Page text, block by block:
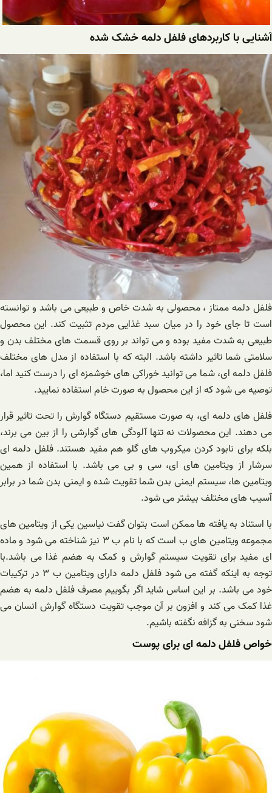
آشنایی با کاربردهای فلفل دلمه خشک شده
فلفل دلمه ممتاز ، محصولی به شدت خاص و طبیعی می باشد و توانسته
است تا جای خود را در میان سبد غذایی مردم تثبیت کند. این محصول
طبیعی به شدت مفید بوده و می تواند بر روی قسمت های مختلف بدن و
سلامتی شما تاثیر داشته باشد. البته که با استفاده از مدل های مختلف
فلفل دلمه ای، شما می توانید خوراکی های خوشمزه ای را درست کنید اما،
توصیه می شود که از این محصول به صورت خام استفاده نمایید.
فلفل های دلمه ای، به صورت مستقیم دستگاه گوارش را تحت تاثیر قرار
می دهند. این محصولات نه تنها آلودگی های گوارشی را از بین می برند،
بلکه برای نابود کردن میکروب های گلو هم مفید هستند. فلفل دلمه ای
سرشار از ویتامین های ای، سی و بی می باشد. با استفاده از همین
ویتامین ها، سیستم ایمنی بدن شما تقویت شده و ایمنی بدن شما در برابر
آسیب های مختلف بیشتر می شود.
با استناد به یافته ها ممکن است بتوان گفت نیاسین یکی از ویتامین های
مجموعه ویتامین های ب است که با نام ب ۳ نیز شناخته می شود و ماده
ای مفید برای تقویت سیستم گوارش و کمک به هضم غذا می باشد.با
توجه به اینکه گفته می شود فلفل دلمه دارای ویتامین ب ۳ در ترکیبات
خود می باشد. بر این اساس شاید اگر بگوییم مصرف فلفل دلمه به هضم
غذا کمک می کند و افزون بر آن موجب تقویت دستگاه گوارش انسان می
شود سخنی به گزافه نگفته باشیم.
خواص فلفل دلمه ای برای پوست